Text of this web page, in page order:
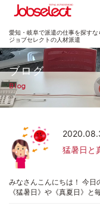
愛知・岐阜で派遣の仕事を探すな
ジョブセレクトの人材派遣
ブログ
Blog
猛暑日と
みなさんこんにちは！ 今
《猛暑日》や《真夏日》